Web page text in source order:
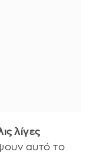
λίγες
αυτό το